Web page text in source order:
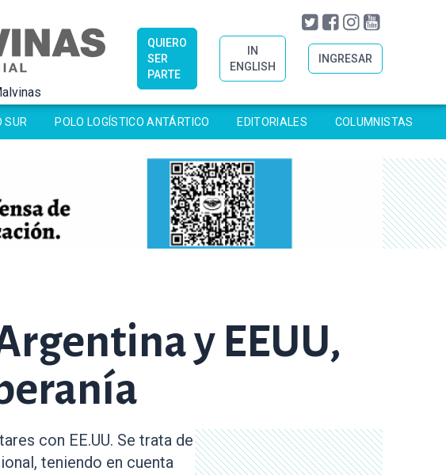
QUIERO
SER
PARTE
IN
ENGLISH
INGRESAR
SUR POLO LOGÍSTICO ANTÁRTICO EDITORIALES COLUMNISTAS
y EEUU,
con EE.UU. Se trata de
teniendo en cuenta